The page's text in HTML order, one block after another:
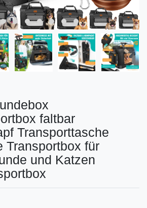
faltbar
Transporttasche
Transportbox für
und Katzen